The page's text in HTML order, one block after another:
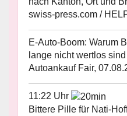
swiss-press.com /
E-Auto-Boom: Warum
lange nicht wertlos sind
Autoankauf Fair,
11:22 Uhr
Bittere Pille für Nati-